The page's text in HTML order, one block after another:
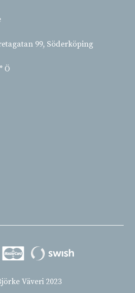
99, Söderköping
Ö
Väveri 2023